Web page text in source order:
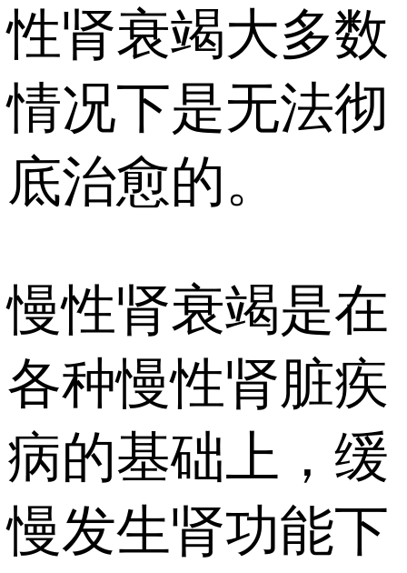
性肾衰竭大多数
情况下是无法彻
底治愈的。
慢性肾衰竭是在
各种慢性肾脏疾
病的基础上，缓
慢发生肾功能下